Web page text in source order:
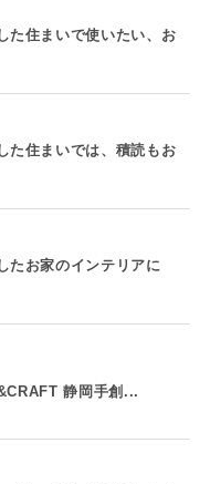
た住まいで使いたい、お
た住まいでは、積読もお
たお家のインテリアに
静岡手創...